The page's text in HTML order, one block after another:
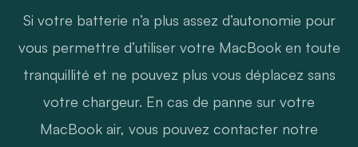
Si votre batterie n’a plus assez d’autonomie pour
vous permettre d’utiliser votre MacBook en toute
tranquillité et ne pouvez plus vous déplacez sans
votre chargeur. En cas de panne sur votre
MacBook air, vous pouvez contacter notre